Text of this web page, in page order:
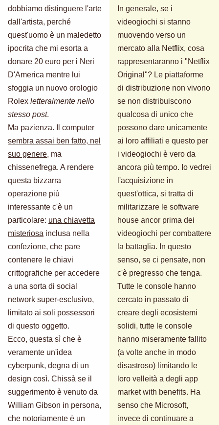
dobbiamo distinguere l'arte
dall'artista, perché
quest'uomo è un maledetto
ipocrita che mi esorta a
donare 20 euro per i Neri
D'America mentre lui
sfoggia un nuovo orologio
Rolex letteralmente nello
stesso post.
Ma pazienza. Il computer
sembra assai ben fatto, nel
suo genere, ma
chissenefrega. A rendere
questa bizzarra
operazione più
interessante c'è un
particolare: una chiavetta
misteriosa inclusa nella
confezione, che pare
contenere le chiavi
crittografiche per accedere
a una sorta di social
network super-esclusivo,
limitato ai soli possessori
di questo oggetto.
Ecco, questa sì che è
veramente un'idea
cyberpunk, degna di un
design così. Chissà se il
suggerimento è venuto da
William Gibson in persona,
che notoriamente è un
In generale, se i
videogiochi si stanno
muovendo verso un
mercato alla Netflix, cosa
rappresentaranno i "Netflix
Original"? Le piattaforme
di distribuzione non vivono
se non distribuiscono
qualcosa di unico che
possono dare unicamente
ai loro affiliati e questo per
i videogiochi è vero da
ancora più tempo. Io vedrei
l'acquisizione in
quest'ottica, si tratta di
militarizzare le software
house ancor prima dei
videogiochi per combattere
la battaglia. In questo
senso, se ci pensate, non
c'è pregresso che tenga.
Tutte le console hanno
cercato in passato di
creare degli ecosistemi
solidi, tutte le console
hanno miseramente fallito
(a volte anche in modo
disastroso) limitando le
loro velleità a degli app
market with benefits. Ha
senso che Microsoft,
invece di continuare a